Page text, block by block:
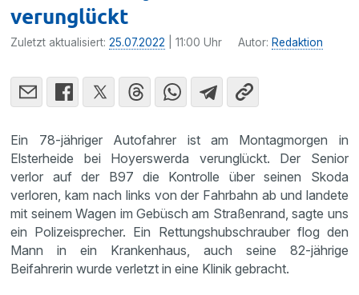
verunglückt
Zuletzt aktualisiert:25.07.2022 | 11:00 Uhr Autor: Redaktion
Ein 78-jähriger Autofahrer ist am Montagmorgen in
Elsterheide bei Hoyerswerda verunglückt. Der Senior
verlor auf der B97 die Kontrolle über seinen Skoda
verloren, kam nach links von der Fahrbahn ab und landete
mit seinem Wagen im Gebüsch am Straßenrand, sagte uns
ein Polizeisprecher. Ein Rettungshubschrauber flog den
Mann in ein Krankenhaus, auch seine 82-jährige
Beifahrerin wurde verletzt in eine Klinik gebracht.